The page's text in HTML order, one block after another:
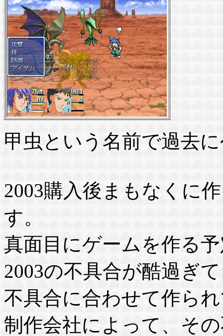
甲虫という名前で過去
2003購入後まもなくに
す。
真面目にゲームを作る
2003の不具合が酷過ぎ
不具合に合わせて作ら
制作会社によって、そ